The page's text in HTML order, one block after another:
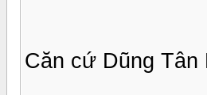
Căn cứ Dũng Tân